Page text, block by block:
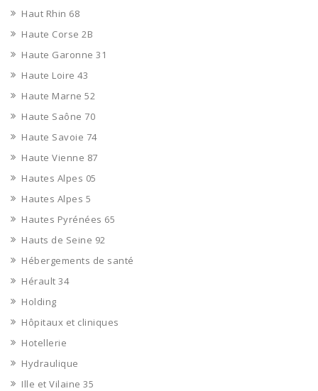
Haut Rhin 68
Haute Corse 2B
Haute Garonne 31
Haute Loire 43
Haute Marne 52
Haute Saône 70
Haute Savoie 74
Haute Vienne 87
Hautes Alpes 05
Hautes Alpes 5
Hautes Pyrénées 65
Hauts de Seine 92
Hébergements de santé
Hérault 34
Holding
Hôpitaux et cliniques
Hotellerie
Hydraulique
Ille et Vilaine 35